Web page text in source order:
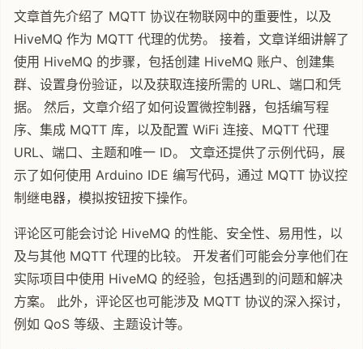
文章首先介绍了 MQTT 协议在物联网中的重要性，以及
HiveMQ 作为 MQTT 代理的优势。 接着，文章详细讲解了
使用 HiveMQ 的步骤，包括创建 HiveMQ 账户、创建集
群、设置身份验证，以及获取连接所需的 URL、端口和凭
据。 然后，文章介绍了如何设置微控制器，包括编写程
序、集成 MQTT 库，以及配置 WiFi 连接、MQTT 代理
URL、端口、主题和唯一 ID。 文章还提供了示例代码，展
示了如何使用 Arduino IDE 编写代码，通过 MQTT 协议控
制继电器，模拟按钮按下操作。
评论区可能会讨论 HiveMQ 的性能、安全性、易用性，以
及与其他 MQTT 代理的比较。 开发者们可能会分享他们在
实际项目中使用 HiveMQ 的经验，包括遇到的问题和解决
方案。 此外，评论区也可能涉及 MQTT 协议的深入探讨，
例如 QoS 等级、主题设计等。